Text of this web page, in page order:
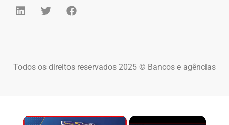
Todos os direitos reservados 2025 © Bancos e agências
×